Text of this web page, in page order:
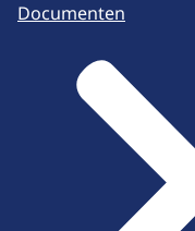
Documenten